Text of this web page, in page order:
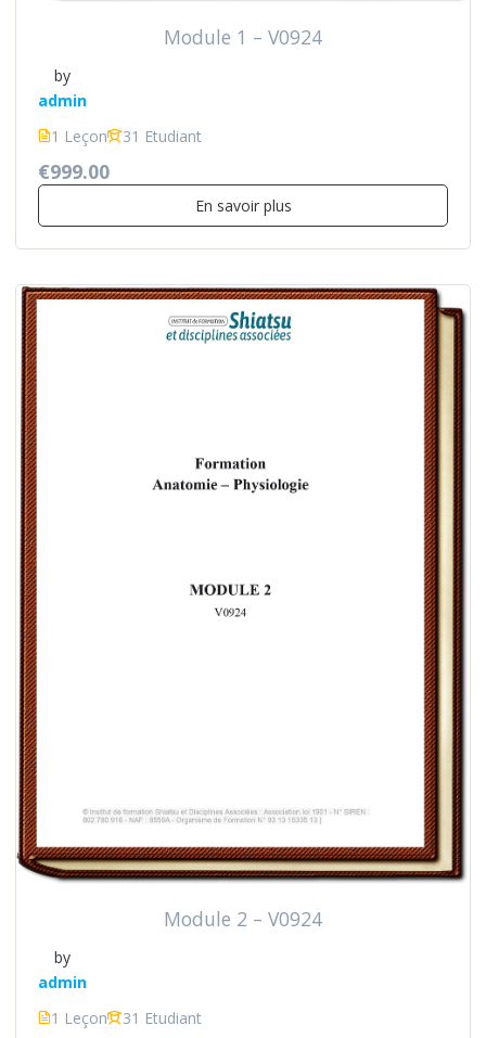
Module 1 – V0924
by
admin
1 Leçon
31 Etudiant
€999.00
En savoir plus
Module 2 – V0924
by
admin
1 Leçon
31 Etudiant